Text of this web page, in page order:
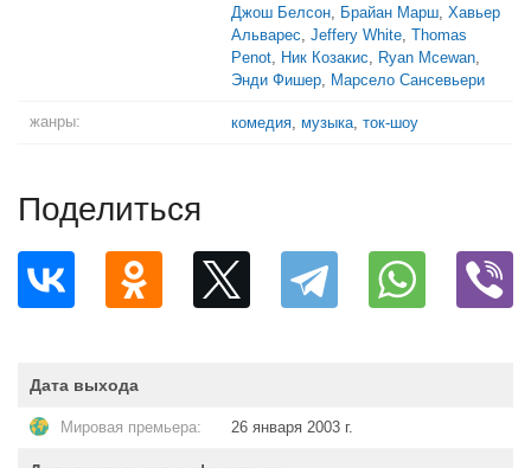
Джош Белсон, Брайан Марш, Хавьер
Альварес, Jeffery White, Thomas
Penot, Ник Козакис, Ryan Mcewan,
Энди Фишер, Марсело Сансевьери
жанры: комедия, музыка, ток-шоу
Поделиться
Дата выхода
Мировая премьера: 26 января 2003 г.